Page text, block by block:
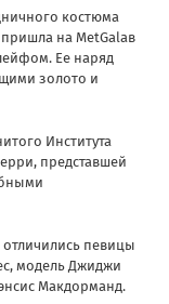
костюма
на MetGalaв
Ее наряд
золото и
Института
представшей
певицы
модель Джиджи
Макдорманд.